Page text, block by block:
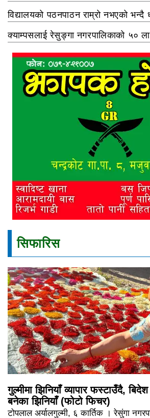
विद्यालयको पठनपाठन राम्रो नभएको भन्दै
क्याम्पसलाई रेसुङ्गा नगरपालिकाको ५०
सिफारिस
गुल्मीमा झिनियाँ व्यापार फस्टाउँदै,
बनेका झिनियाँ (फोटो फिचर)
टोपलाल अर्यालगुल्मी, ६ कार्तिक । रेसुंगा